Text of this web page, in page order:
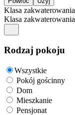
Klasa zakwaterowania
Klasa zakwaterowania
Rodzaj pokoju
Wszystkie
Pokój gościnny
Dom
Mieszkanie
Pensjonat